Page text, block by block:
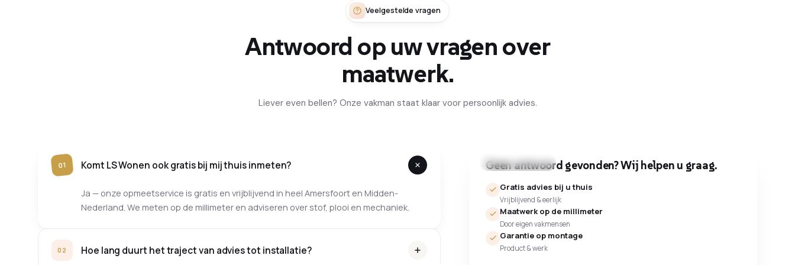
Veelgestelde vragen
Antwoord op uw vragen over
maatwerk.
Liever even bellen? Onze vakman staat klaar voor persoonlijk advies.
01 Komt LS Wonen ook gratis bij mij thuis inmeten?
Ja — onze opmeetservice is gratis en vrijblijvend in heel Amersfoort en Midden-
Nederland. We meten op de millimeter en adviseren over stof, plooi en mechaniek.
02 Hoe lang duurt het traject van advies tot installatie?
Persoonlijk advies
Geen antwoord gevonden? Wij helpen u graag.
Gratis advies bij u thuis
Vrijblijvend & eerlijk
Maatwerk op de millimeter
Door eigen vakmensen
Garantie op montage
Product & werk